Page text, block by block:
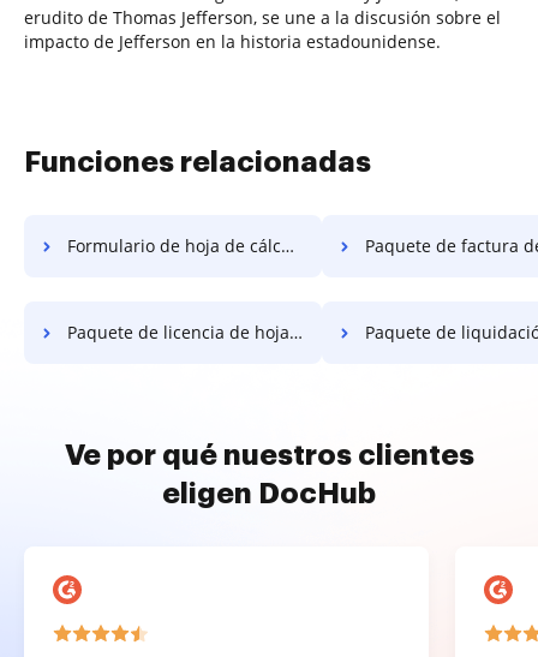
erudito de Thomas Jefferson, se une a la discusión sobre el
impacto de Jefferson en la historia estadounidense.
Funciones relacionadas
Formulario de hoja de cálculo de paquete Paquete de factura de hoja
Paquete de licencia de hoja de cálculo Paquete de liquidación de hojas
Ve por qué nuestros clientes
eligen DocHub